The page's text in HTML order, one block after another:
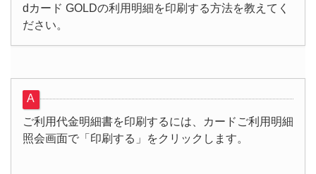
dカード GOLDの利用明細を印刷する方法を教えてく
ださい。
ご利用代金明細書を印刷するには、カードご利用明細
照会画面で「印刷する」をクリックします。